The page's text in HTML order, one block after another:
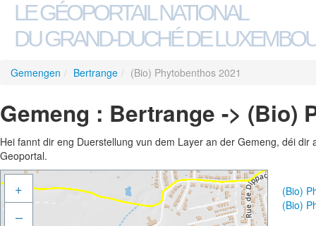
LE GÉOPORTAIL NATIONAL
DU GRAND-DUCHÉ DE
Gemengen / Bertrange / (Bio) Phytobenthos 2021
Gemeng : Bertrange -> (Bio)
Hei fannt dir eng Duerstellung vun dem Layer an der Gemeng, déi
Geoportal.
+
–
(Bio)
(Bio)